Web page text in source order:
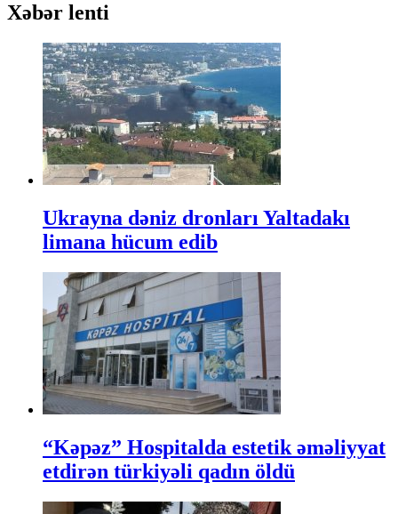
Xəbər lenti
Ukrayna dəniz dronları Yaltadakı
limana hücum edib
“Kəpəz” Hospitalda estetik əməliyyat
etdirən türkiyəli qadın öldü